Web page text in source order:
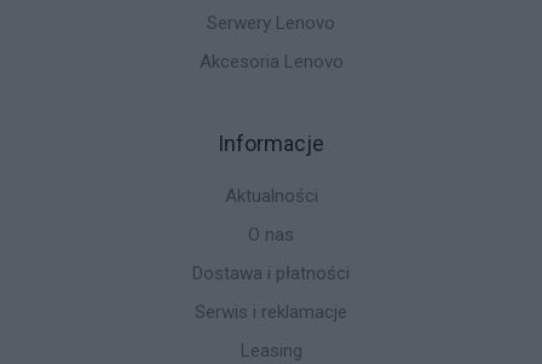
Serwery Lenovo
Akcesoria Lenovo
Informacje
Aktualności
O nas
Dostawa i płatności
Serwis i reklamacje
Leasing